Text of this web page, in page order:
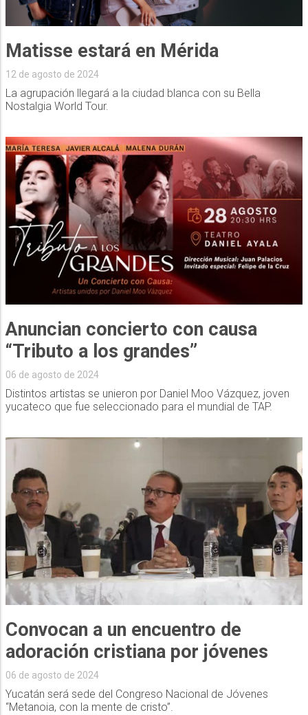
Matisse estará en Mérida
12 de agosto de 2024
La agrupación llegará a la ciudad blanca con su Bella
Nostalgia World Tour.
Anuncian concierto con causa
“Tributo a los grandes”
06 de agosto de 2024
Distintos artistas se unieron por Daniel Moo Vázquez, joven
yucateco que fue seleccionado para el mundial de TAP.
Convocan a un encuentro de
adoración cristiana por jóvenes
06 de agosto de 2024
Yucatán será sede del Congreso Nacional de Jóvenes
“Metanoia, con la mente de cristo”.